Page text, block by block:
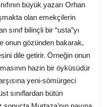
büyük yazarı Orhan
olan emekçilerin
sınıf bilinçli bir “usta”yı
onun gözünden bakarak,
dile getirir. Örneğin onun
hazin bir öyküsüdür
yeni-sömürgeci
sınıflardan bütün